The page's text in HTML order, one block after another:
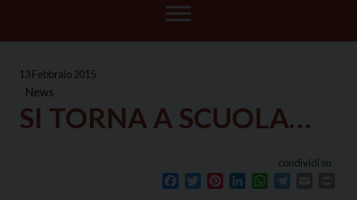
13 Febbraio 2015
News
SI TORNA A SCUOLA…
condividi su
Facebook
TwitterPinterestLinkedInWhatsApp